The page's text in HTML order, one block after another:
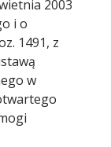
2003
i o
1491, z
w